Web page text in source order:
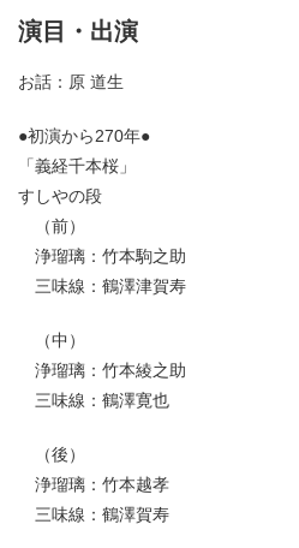
演目・出演
お話：原 道生
●初演から270年●
「義経千本桜」
すしやの段
（前）
浄瑠璃：竹本駒之助
三味線：鶴澤津賀寿
（中）
浄瑠璃：竹本綾之助
三味線：鶴澤寛也
（後）
浄瑠璃：竹本越孝
三味線：鶴澤賀寿